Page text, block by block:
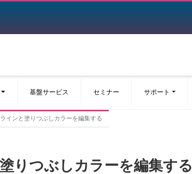
基盤サービス セミナー サポート
インと塗りつぶしカラーを編集する
りつぶしカラーを編集する